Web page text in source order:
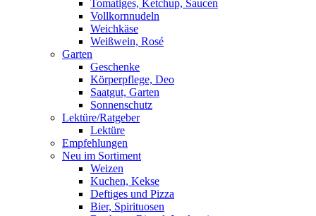
Tomatiges, Ketchup, Saucen
Vollkornnudeln
Weichkäse
Weißwein, Rosé
Garten
Geschenke
Körperpflege, Deo
Saatgut, Garten
Sonnenschutz
Lektüre/Ratgeber
Lektüre
Empfehlungen
Neu im Sortiment
Weizen
Kuchen, Kekse
Deftiges und Pizza
Bier, Spirituosen